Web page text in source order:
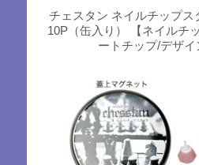
チェスタン ネイルチップス
10P（缶入り） 【ネイルチ
ートチップ/デザイ